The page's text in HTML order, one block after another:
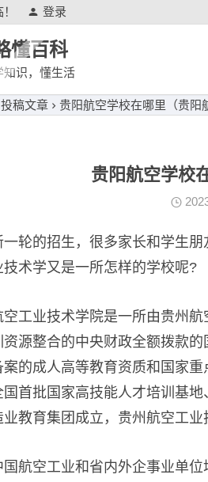
登录
懂百科
知识，懂生活
投稿文章 贵阳航空学校在哪里（贵阳
贵阳航空学校
一轮的招生，很多家长和学生
技术学又是一所怎样的学校呢?
空工业技术学院是一所由贵州
资源整合的中央财政全额拨款
案的成人高等教育资质和国家
国首批国家高技能人才培训基
教育集团成立，贵州航空工业
国航空工业和省内外企事业单